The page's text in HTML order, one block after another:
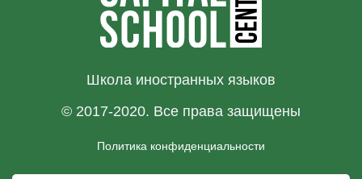
Школа иностранных языков
© 2017-2020. Все права защищены
Политика конфиденциальности